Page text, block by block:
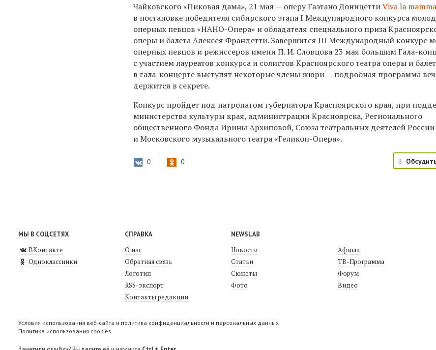
Чайковского «Пиковая дама», 21 мая — оперу Гаэтано ДоницеттиViva la mamma
в постановке победителя сибирского этапа I Международного конкурса
оперных певцов «НАНО-Опера» и обладателя специального приза
оперы и балета Алексея Франдетти. Завершится III Международный конкурс
оперных певцов и режиссеров имени П. И. Словцова 23 мая большим Гала-
с участием лауреатов конкурса и солистов Красноярского театра оперы и
в гала-концерте выступят некоторые члены жюри — подробная программа
держится в секрете.
Конкурс пройдет под патронатом губернатора Красноярского края, при
министерства культуры края, администрации Красноярска, Регионального
общественного Фонда Ирины Архиповой, Союза театральных деятелей России
и Московского музыкального театра «Геликон-Опера».
0 0 8
МЫ В СОЦСЕТЯХ
ВКонтакте
Одноклассники
СПРАВКА
О нас
Обратная связь
Логотип
RSS-экспорт
Контакты редакции
NEWSLAB
Новости
Статьи
Сюжеты
Фото
Афиша
ТВ-Программа
Форум
Видео
Условия использования веб-сайта и политика конфиденциальности и персональных данных
Политика использования cookies